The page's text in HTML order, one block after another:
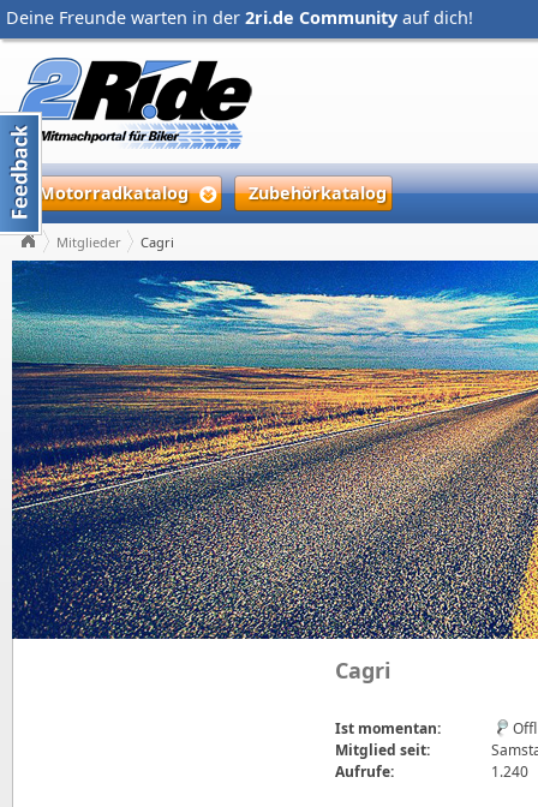
Deine Freunde warten in der 2ri.de Community auf dich!
Motorradkatalog Zubehörkatalog
Mitglieder Cagri
Cagri
Ist momentan:
Mitglied seit:
Aufrufe:
1.240